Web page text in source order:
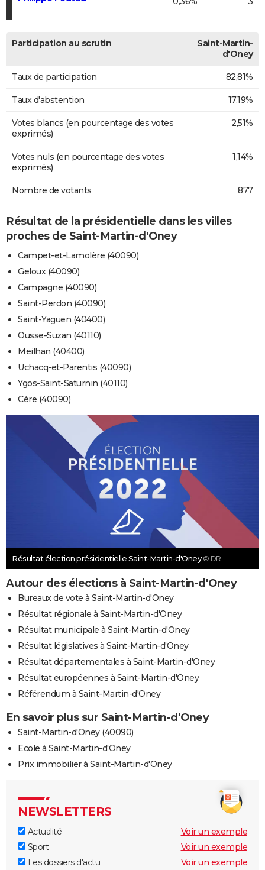
Participation au scrutin
Saint-Martin-
d'Oney
Taux de participation 82,81%
Taux d'abstention 17,19%
Votes blancs (en pourcentage des votes
exprimés)
2,51%
Votes nuls (en pourcentage des votes
exprimés)
1,14%
Nombre de votants 877
Résultat de la présidentielle dans les villes
proches de Saint-Martin-d'Oney
Campet-et-Lamolère (40090)
Geloux (40090)
Campagne (40090)
Saint-Perdon (40090)
Saint-Yaguen (40400)
Ousse-Suzan (40110)
Meilhan (40400)
Uchacq-et-Parentis (40090)
Ygos-Saint-Saturnin (40110)
Cère (40090)
Résultat élection présidentielle Saint-Martin-d'Oney © DR
Autour des élections à Saint-Martin-d'Oney
Bureaux de vote à Saint-Martin-d'Oney
Résultat régionale à Saint-Martin-d'Oney
Résultat municipale à Saint-Martin-d'Oney
Résultat législatives à Saint-Martin-d'Oney
Résultat départementales à Saint-Martin-d'Oney
Résultat européennes à Saint-Martin-d'Oney
Référendum à Saint-Martin-d'Oney
En savoir plus sur Saint-Martin-d'Oney
Saint-Martin-d'Oney (40090)
Ecole à Saint-Martin-d'Oney
Prix immobilier à Saint-Martin-d'Oney
NEWSLETTERS
Actualité
Voir un exemple
Sport
Voir un exemple
Les dossiers d'actu
Voir un exemple